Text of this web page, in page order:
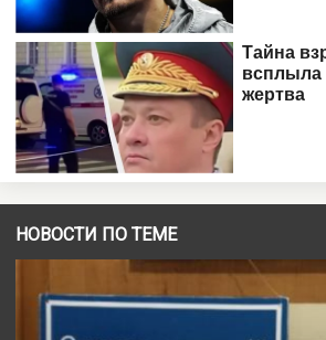
НОВОСТИ ПО ТЕМЕ